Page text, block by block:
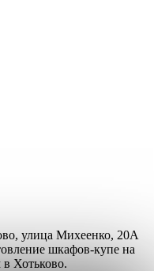
улица Михеенко, 20А
шкафов-купе на
Хотьково.